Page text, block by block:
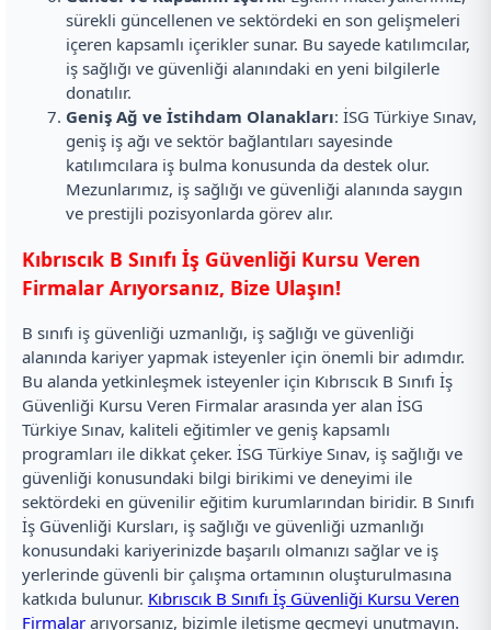
sürekli güncellenen ve sektördeki en son gelişmeleri
içeren kapsamlı içerikler sunar. Bu sayede katılımcılar,
iş sağlığı ve güvenliği alanındaki en yeni bilgilerle
donatılır.
Geniş Ağ ve İstihdam Olanakları: İSG Türkiye Sınav,
geniş iş ağı ve sektör bağlantıları sayesinde
katılımcılara iş bulma konusunda da destek olur.
Mezunlarımız, iş sağlığı ve güvenliği alanında saygın
ve prestijli pozisyonlarda görev alır.
Kıbrıscık B Sınıfı İş Güvenliği Kursu Veren
Firmalar Arıyorsanız, Bize Ulaşın!
B sınıfı iş güvenliği uzmanlığı, iş sağlığı ve güvenliği
alanında kariyer yapmak isteyenler için önemli bir adımdır.
Bu alanda yetkinleşmek isteyenler için Kıbrıscık B Sınıfı İş
Güvenliği Kursu Veren Firmalar arasında yer alan İSG
Türkiye Sınav, kaliteli eğitimler ve geniş kapsamlı
programları ile dikkat çeker. İSG Türkiye Sınav, iş sağlığı ve
güvenliği konusundaki bilgi birikimi ve deneyimi ile
sektördeki en güvenilir eğitim kurumlarından biridir. B Sınıfı
İş Güvenliği Kursları, iş sağlığı ve güvenliği uzmanlığı
konusundaki kariyerinizde başarılı olmanızı sağlar ve iş
yerlerinde güvenli bir çalışma ortamının oluşturulmasına
katkıda bulunur. Kıbrıscık B Sınıfı İş Güvenliği Kursu Veren
Firmalar arıyorsanız, bizimle iletişme geçmeyi unutmayın.